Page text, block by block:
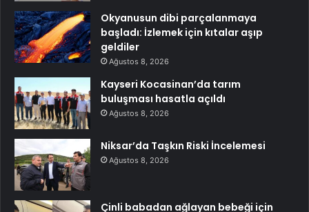
Okyanusun dibi parçalanmaya
başladı: İzlemek için kıtalar aşıp
geldiler
Ağustos 8, 2026
Kayseri Kocasinan’da tarım
buluşması hasatla açıldı
Ağustos 8, 2026
Niksar’da Taşkın Riski İncelemesi
Ağustos 8, 2026
Çinli babadan ağlayan bebeği için